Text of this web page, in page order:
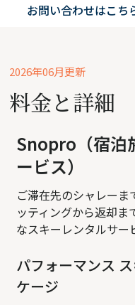
お問い合わせはこち
2026年06月更新
料金と詳細
Snopro（宿泊
ービス）
ご滞在先のシャレーま
ッティングから返却
なスキーレンタルサー
パフォーマンス
ケージ